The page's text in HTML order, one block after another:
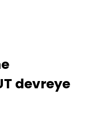
devreye